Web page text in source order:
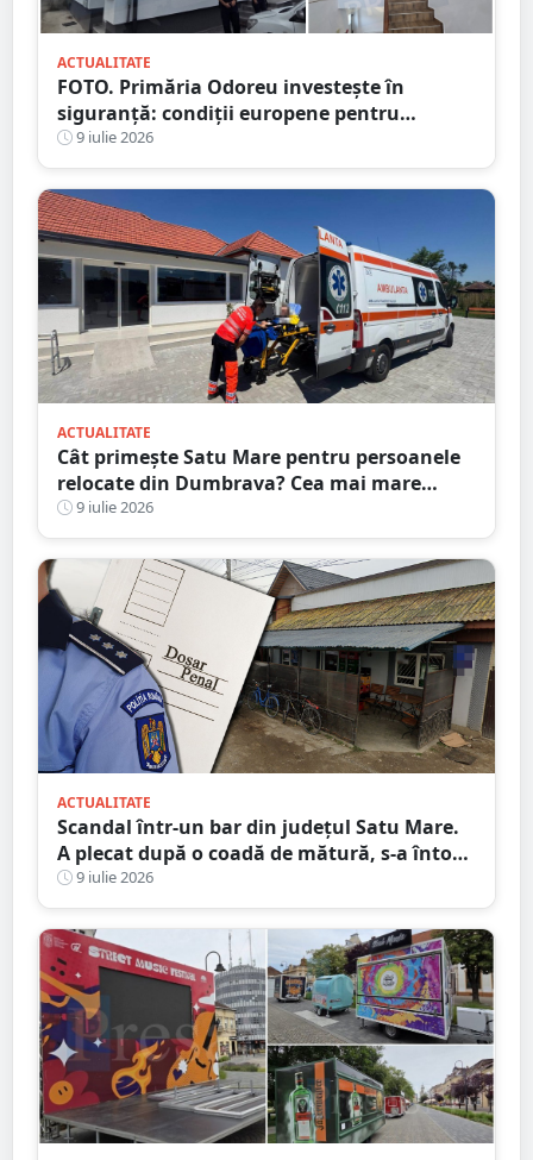
ACTUALITATE
FOTO. Primăria Odoreu investește în
siguranță: condiții europene pentru
polițiști. Sediul Poliției, complet reabilitat
9 iulie 2026
ACTUALITATE
Cât primește Satu Mare pentru persoanele
relocate din Dumbrava? Cea mai mare
alocare din țară
9 iulie 2026
ACTUALITATE
Scandal într-un bar din județul Satu Mare.
A plecat după o coadă de mătură, s-a întors
și și-a lovit victima în cap
9 iulie 2026